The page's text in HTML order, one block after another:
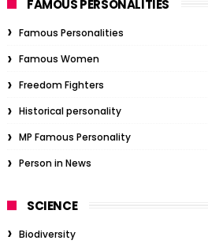
FAMOUS PERSONALITIES
Famous Personalities
Famous Women
Freedom Fighters
Historical personality
MP Famous Personality
Person in News
SCIENCE
Biodiversity